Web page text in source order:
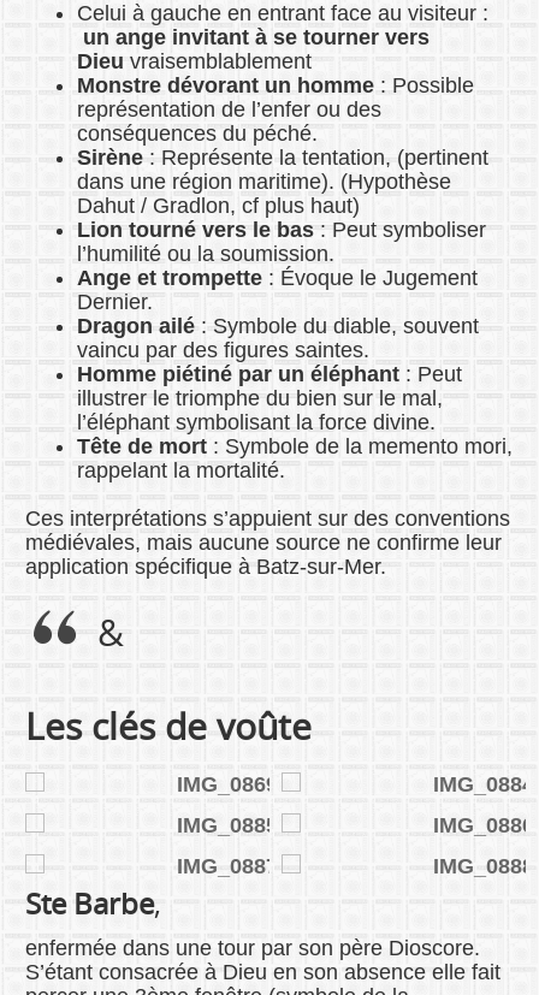
Celui à gauche en entrant face au visiteur :
un ange invitant à se tourner vers
Dieu vraisemblablement
Monstre dévorant un homme: Possible
représentation de l’enfer ou des
conséquences du péché.
Sirène: Représente la tentation, (pertinent
dans une région maritime). (Hypothèse
Dahut / Gradlon, cf plus haut)
Lion tourné vers le bas: Peut symboliser
l’humilité ou la soumission.
Ange et trompette: Évoque le Jugement
Dernier.
Dragon ailé: Symbole du diable, souvent
vaincu par des figures saintes.
Homme piétiné par un éléphant: Peut
illustrer le triomphe du bien sur le mal,
l’éléphant symbolisant la force divine.
Tête de mort: Symbole de la memento mori,
rappelant la mortalité.
Ces interprétations s’appuient sur des conventions
médiévales, mais aucune source ne confirme leur
application spécifique à Batz-sur-Mer.
&
Les clés de voûte
Ste Barbe,
enfermée dans une tour par son père Dioscore.
S’étant consacrée à Dieu en son absence elle fait